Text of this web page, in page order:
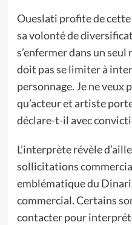
Oueslati profite de
sa volonté de
s’enfermer dans un
doit pas se limiter à
personnage. Je ne veux
qu’acteur et artiste
déclare-t-il avec
L’interprète révèle
sollicitations
emblématique du
commercial. Certains
contacter pour